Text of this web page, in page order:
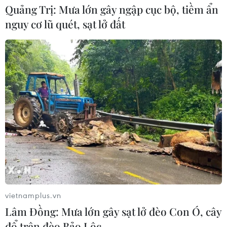
sản quốc tế quy mô lớn nhất từ trước
đến nay
Giữ hồn tiếng sáo Bru Vân Kiều giữa
đại ngàn Trường Sơn
15/07/2026 09:42
Thành phố Hồ Chí Minh: Bền bỉ “giữ
lửa” dòng nhạc cổ động trong kỷ
nguyên số
15/07/2026 07:52
Lớp học ca trù miễn phí góp phần
Quảng Trị: Mưa lớn gây ngập cục bộ, tiềm ẩn
nguy cơ lũ quét, sạt lở đất
vietnamplus.vn
Lâm Đồng: Mưa lớn gây sạt lở đèo Con Ó, cây